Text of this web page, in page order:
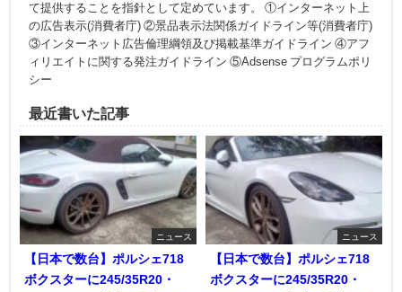
て提供することを指針として定めています。 ①インターネット上
の広告表示(消費者庁) ②景品表示法関係ガイドライン等(消費者庁)
③インターネット広告倫理綱領及び掲載基準ガイドライン ④アフ
ィリエイトに関する発注ガイドライン ⑤Adsense プログラムポリ
シー
最近書いた記事
ニュース
【日本で数台】ポルシェ718
ボクスターに245/35R20・
ニュース
【日本で数台】ポルシェ718
ボクスターに245/35R20・